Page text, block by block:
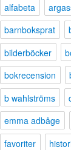
alfabeta
barnboksprat
bilderböcker
bokrecension
b wahlströms
emma adbåge
favoriter